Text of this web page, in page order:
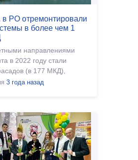
в РО отремонтировали
в более чем 1
направлениями
в 2022 году стали
(в 177 МКД),
252 МКД) и систем
3 года назад